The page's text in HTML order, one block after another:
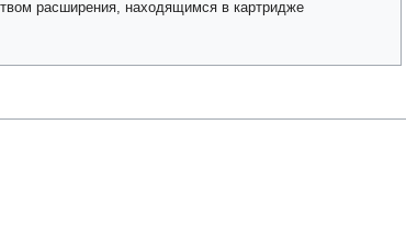
расширения, находящимся в картридже